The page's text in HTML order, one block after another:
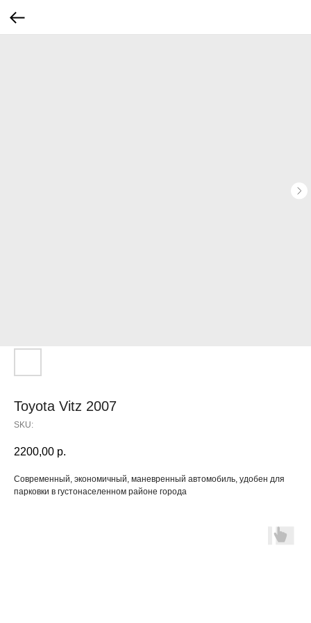
Toyota Vitz 2007
SKU:
2200,00 р.
Современный, экономичный, маневренный автомобиль, удобен для
парковки в густонаселенном районе города